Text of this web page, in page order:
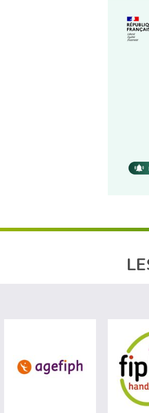
les site de Ministère du travail (nouvelle
visiter les site